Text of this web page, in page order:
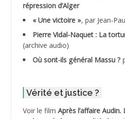
ADDALA Boualem*
ADDANE
ADDECHE Rachid
ADELIOUAT Vve AIT SAADA
répression d’Alger
« Une victoire », par Jean-
Pierre Vidal-Naquet : La
(archive audio)
Où sont-ils général Massu ?
Vérité et justice ?
Voir le film Après l’affaire